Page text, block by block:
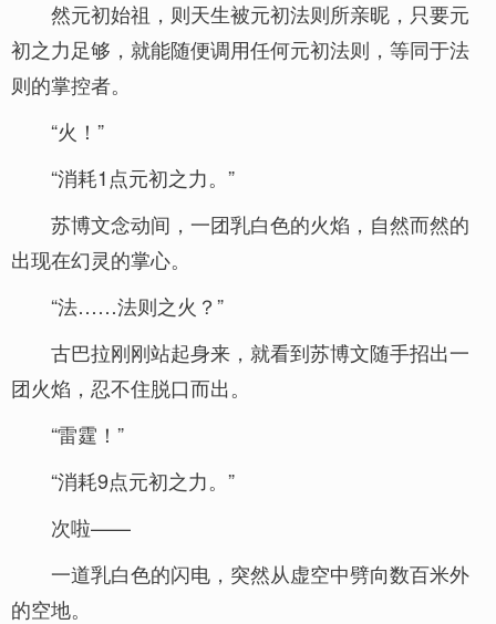
然元初始祖，则天生被元初法则所亲昵，只要元
初之力足够，就能随便调用任何元初法则，等同于法
则的掌控者。
“火！”
“消耗1点元初之力。”
苏博文念动间，一团乳白色的火焰，自然而然的
出现在幻灵的掌心。
“法……法则之火？”
古巴拉刚刚站起身来，就看到苏博文随手招出一
团火焰，忍不住脱口而出。
“雷霆！”
“消耗9点元初之力。”
次啦——
一道乳白色的闪电，突然从虚空中劈向数百米外
的空地。